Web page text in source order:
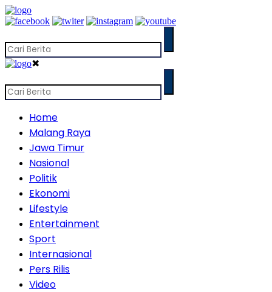
✖
Home
Malang Raya
Jawa Timur
Nasional
Politik
Ekonomi
Lifestyle
Entertainment
Sport
Internasional
Pers Rilis
Video